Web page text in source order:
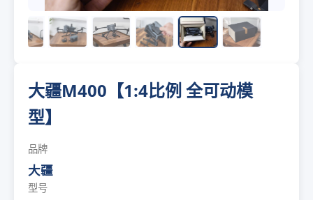
大疆M400【1:4比例 全可动模
型】
品牌
大疆
型号